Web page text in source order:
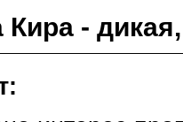
Кира -